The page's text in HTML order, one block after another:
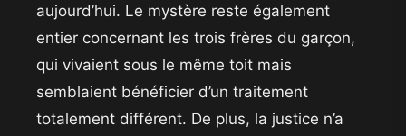
aujourd’hui. Le mystère reste également
entier concernant les trois frères du garçon,
qui vivaient sous le même toit mais
semblaient bénéficier d’un traitement
totalement différent. De plus, la justice n’a